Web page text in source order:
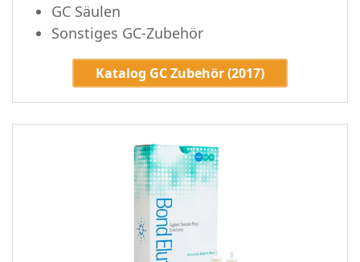
GC Säulen
Sonstiges GC-Zubehör
Katalog GC Zubehör (2017)